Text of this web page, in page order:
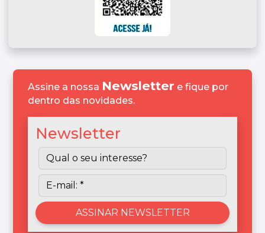
Assine a nossa Newsletter e fique por
dentro das novidades.
Newsletter